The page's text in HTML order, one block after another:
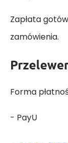
Zapłata
zamówienia.
Forma
- PayU